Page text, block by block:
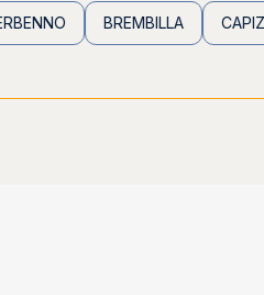
BREMBILLA CAPIZZONE